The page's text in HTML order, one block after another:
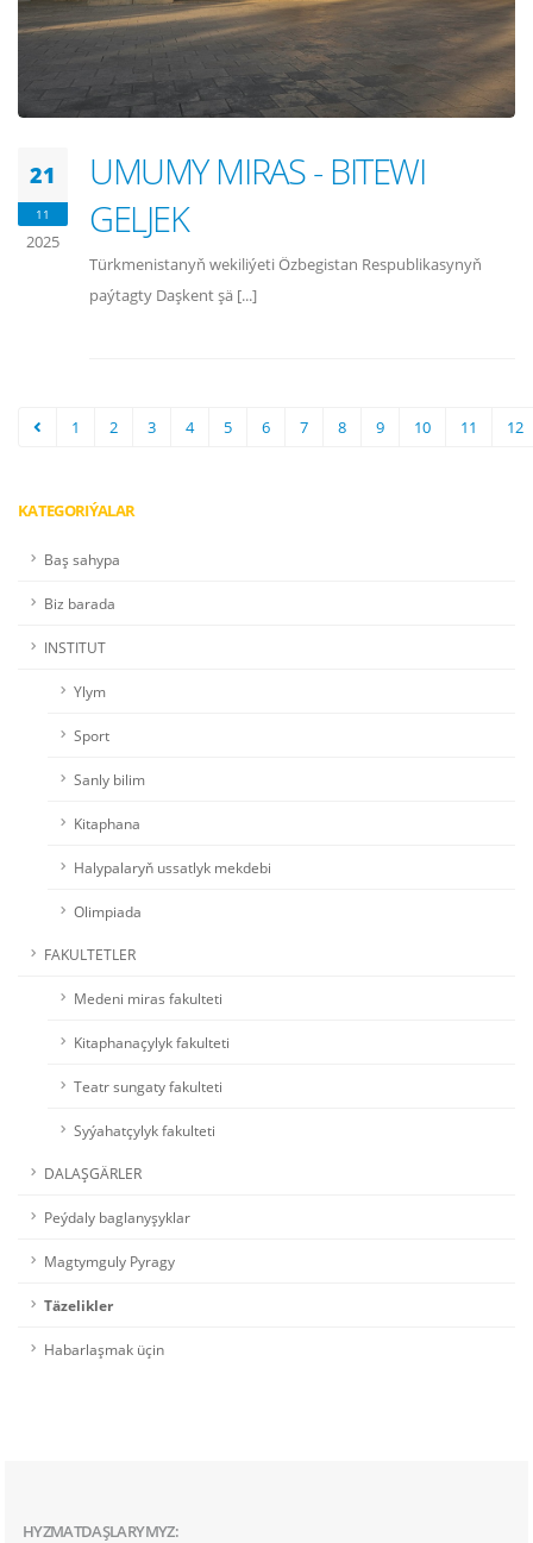
21
11
2025
UMUMY MIRAS - BITEWI
GELJEK
Türkmenistanyň wekiliýeti Özbegistan Respublikasynyň
paýtagty Daşkent şä [...]
1 2 3 4 5 6 7 8 9 10 11 12
KATEGORIÝALAR
Baş sahypa
Biz barada
INSTITUT
Ylym
Sport
Sanly bilim
Kitaphana
Halypalaryň ussatlyk mekdebi
Olimpiada
FAKULTETLER
Medeni miras fakulteti
Kitaphanaçylyk fakulteti
Teatr sungaty fakulteti
Syýahatçylyk fakulteti
DALAŞGÄRLER
Peýdaly baglanyşyklar
Magtymguly Pyragy
Täzelikler
Habarlaşmak üçin
HYZMATDAŞLARYMYZ: